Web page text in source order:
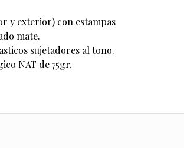
y exterior) con estampas
mate.
sujetadores al tono.
NAT de 75gr.